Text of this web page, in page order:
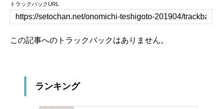
トラックバックURL
この記事へのトラックバックはありません。
ランキング